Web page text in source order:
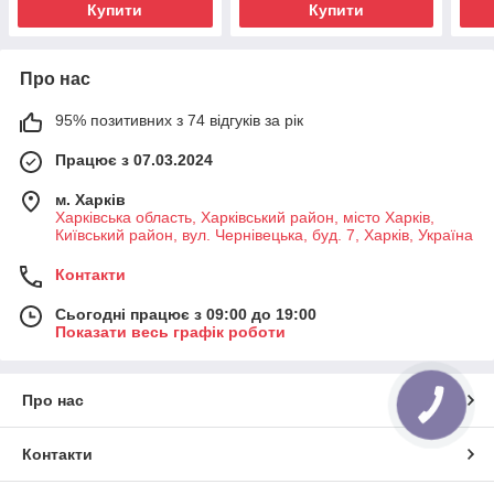
Купити Купити
Про нас
95% позитивних з 74 відгуків за рік
Працює з 07.03.2024
м. Харків
Харківська область, Харківський район, місто Харків,
Київський район, вул. Чернівецька, буд. 7, Харків, Україна
Контакти
Сьогодні працює з 09:00 до 19:00
Показати весь графік роботи
Про нас
Контакти
КНОПКА
ЗВ'ЯЗКУ